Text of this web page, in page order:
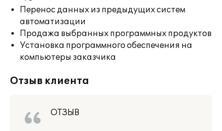
Перенос данных из предыдущих систем
автоматизации
Продажа выбранных программных продуктов
Установка программного обеспечения на
компьютеры заказчика
Отзыв клиента
ОТЗЫВ